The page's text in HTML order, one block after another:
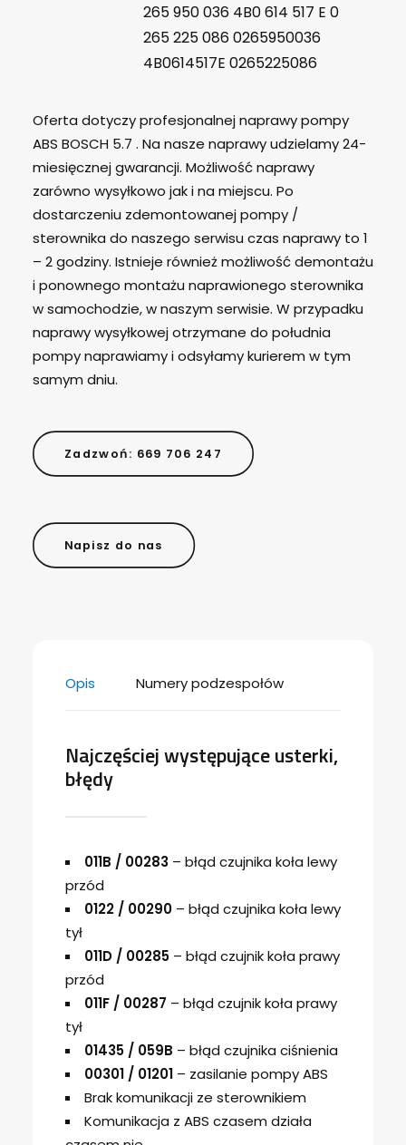
265 950 036 4B0 614 517 E 0
265 225 086 0265950036
4B0614517E 0265225086
Oferta dotyczy profesjonalnej naprawy pompy
ABS BOSCH 5.7 . Na nasze naprawy udzielamy 24-
miesięcznej gwarancji. Możliwość naprawy
zarówno wysyłkowo jak i na miejscu. Po
dostarczeniu zdemontowanej pompy /
sterownika do naszego serwisu czas naprawy to 1
– 2 godziny. Istnieje również możliwość demontażu
i ponownego montażu naprawionego sterownika
w samochodzie, w naszym serwisie. W przypadku
naprawy wysyłkowej otrzymane do południa
pompy naprawiamy i odsyłamy kurierem w tym
samym dniu.
Zadzwoń: 669 706 247
Napisz do nas
Opis Numery podzespołów
Najczęściej występujące usterki,
błędy
011B / 00283 – błąd czujnika koła lewy
przód
0122 / 00290 – błąd czujnika koła lewy
tył
011D / 00285 – błąd czujnik koła prawy
przód
011F / 00287 – błąd czujnik koła prawy
tył
01435 / 059B – błąd czujnika ciśnienia
00301 / 01201 – zasilanie pompy ABS
Brak komunikacji ze sterownikiem
Komunikacja z ABS czasem działa